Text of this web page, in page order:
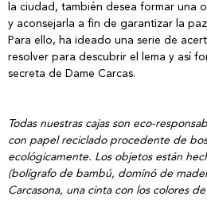
la ciudad, también desea formar una
y aconsejarla a fin de garantizar la
Para ello, ha ideado una serie de
resolver para descubrir el lema y así
secreta de Dame Carcas.
Todas nuestras cajas son eco-
con papel reciclado procedente de
ecológicamente. Los objetos están
(bolígrafo de bambú, dominó de
Carcasona, una cinta con los colores